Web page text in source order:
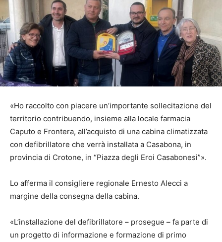
«Ho raccolto con piacere un’importante sollecitazione del
territorio contribuendo, insieme alla locale farmacia
Caputo e Frontera, all’acquisto di una cabina climatizzata
con defibrillatore che verrà installata a Casabona, in
provincia di Crotone, in “Piazza degli Eroi Casabonesi”».
Lo afferma il consigliere regionale Ernesto Alecci a
margine della consegna della cabina.
«L’installazione del defibrillatore – prosegue – fa parte di
un progetto di informazione e formazione di primo